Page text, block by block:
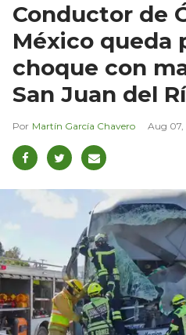
Conductor de
México queda
choque con
San Juan del
Martín García Chavero Aug 07,